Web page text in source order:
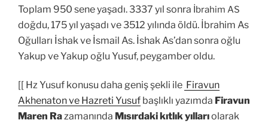
Toplam 950 sene yaşadı.3337 yıl sonra İbrahim AS
doğdu, 175 yıl yaşadı ve 3512 yılında öldü. İbrahim As
Oğulları İshak ve İsmail As. İshak As’dan sonra oğlu
Yakup ve Yakup oğlu Yusuf, peygamber oldu.
[[ Hz Yusuf konusu daha geniş şekli ile Firavun
Akhenaton ve Hazreti Yusuf başlıklı yazımda Firavun
Maren Razamanında Mısırdaki kıtlık yıllarıolarak